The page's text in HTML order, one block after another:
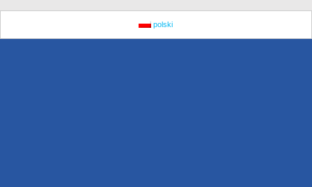
polski